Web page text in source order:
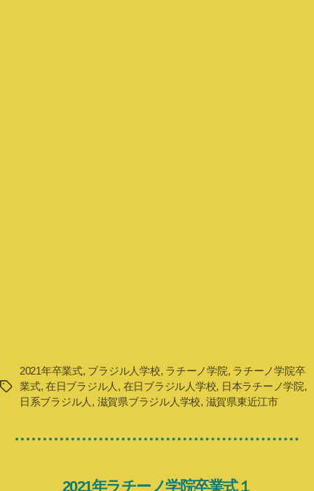
タ
2021年卒業式, ブラジル人学校, ラチーノ学院, ラチーノ学院卒
業式, 在日ブラジル人 , 在日ブラジル人学校, 日本ラチーノ学院,
日系ブラジル人 , 滋賀県ブラジル人学校, 滋賀県東近江市
2021年ラチーノ学院卒業式１